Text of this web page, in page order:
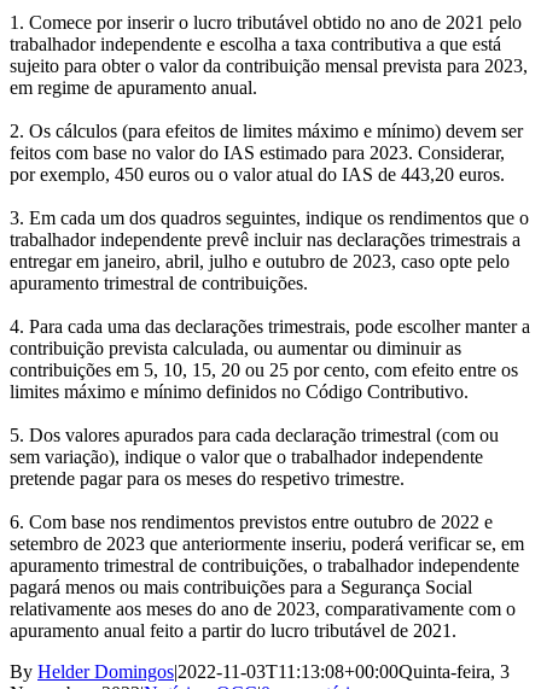
1. Comece por inserir o lucro tributável obtido no ano de 2021 pelo
trabalhador independente e escolha a taxa contributiva a que está
sujeito para obter o valor da contribuição mensal prevista para 2023,
em regime de apuramento anual.
2. Os cálculos (para efeitos de limites máximo e mínimo) devem ser
feitos com base no valor do IAS estimado para 2023. Considerar,
por exemplo, 450 euros ou o valor atual do IAS de 443,20 euros.
3. Em cada um dos quadros seguintes, indique os rendimentos que o
trabalhador independente prevê incluir nas declarações trimestrais a
entregar em janeiro, abril, julho e outubro de 2023, caso opte pelo
apuramento trimestral de contribuições.
4. Para cada uma das declarações trimestrais, pode escolher manter a
contribuição prevista calculada, ou aumentar ou diminuir as
contribuições em 5, 10, 15, 20 ou 25 por cento, com efeito entre os
limites máximo e mínimo definidos no Código Contributivo.
5. Dos valores apurados para cada declaração trimestral (com ou
sem variação), indique o valor que o trabalhador independente
pretende pagar para os meses do respetivo trimestre.
6. Com base nos rendimentos previstos entre outubro de 2022 e
setembro de 2023 que anteriormente inseriu, poderá verificar se, em
apuramento trimestral de contribuições, o trabalhador independente
pagará menos ou mais contribuições para a Segurança Social
relativamente aos meses do ano de 2023, comparativamente com o
apuramento anual feito a partir do lucro tributável de 2021.
By Helder Domingos|2022-11-03T11:13:08+00:00Quinta-feira, 3